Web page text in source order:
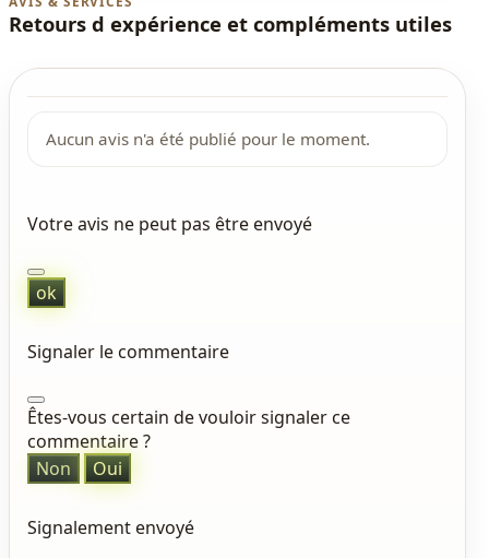
Retours d expérience et compléments utiles
Aucun avis n'a été publié pour le moment.
Votre avis ne peut pas être envoyé
ok
Signaler le commentaire
Êtes-vous certain de vouloir signaler ce
commentaire ?
Non
Oui
Signalement envoyé